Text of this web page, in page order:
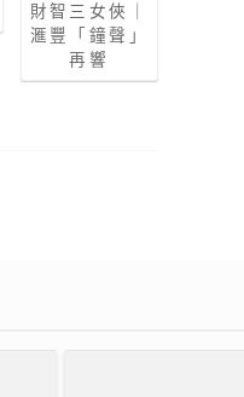
財智三女俠｜
滙豐「鐘聲」
再響